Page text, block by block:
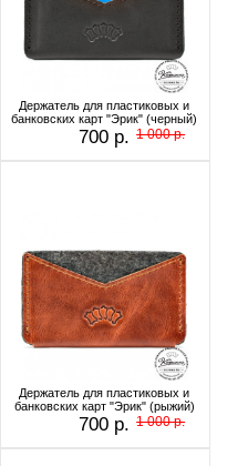
Держатель для пластиковых и
банковских карт "Эрик" (черный)
700 р. 1 000 р.
Держатель для пластиковых и
банковских карт "Эрик" (рыжий)
700 р. 1 000 р.